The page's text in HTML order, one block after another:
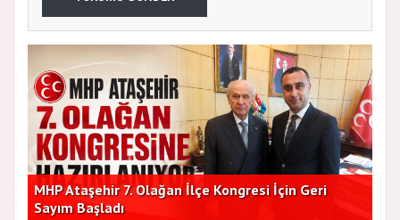
MHP Ataşehir 7. Olağan İlçe Kongresi İçin Geri
Sayım Başladı